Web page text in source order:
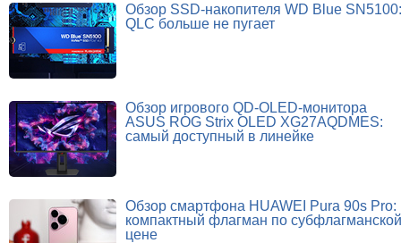
Обзор SSD-накопителя WD Blue SN5100:
QLC больше не пугает
Обзор игрового QD-OLED-монитора
ASUS ROG Strix OLED XG27AQDMES:
самый доступный в линейке
Обзор смартфона HUAWEI Pura 90s Pro:
компактный флагман по субфлагманской
цене